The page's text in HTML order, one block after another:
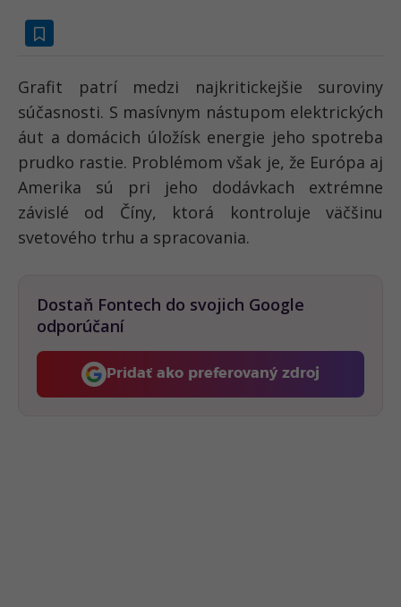
Grafit patrí medzi najkritickejšie suroviny
súčasnosti. S masívnym nástupom elektrických
áut a domácich úložísk energie jeho spotreba
prudko rastie. Problémom však je, že Európa aj
Amerika sú pri jeho dodávkach extrémne
závislé od Číny, ktorá kontroluje väčšinu
svetového trhu a spracovania.
Dostaň Fontech do svojich Google
odporúčaní
Pridať ako preferovaný zdroj
Fontech, odkaz sa otvorí v